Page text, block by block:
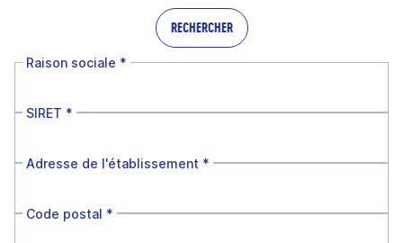
RECHERCHER
Raison sociale *
SIRET *
Adresse de l'établissement *
Code postal *